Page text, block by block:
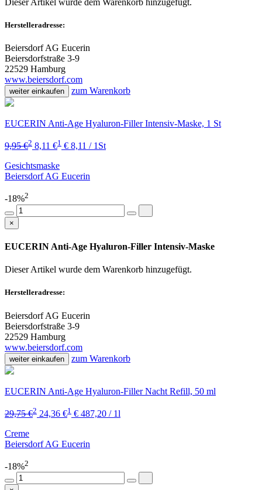
Herstelleradresse:
Beiersdorf AG Eucerin
Beiersdorfstraße 3-9
22529 Hamburg
www.beiersdorf.com
weiter einkaufen zum Warenkorb
EUCERIN Anti-Age Hyaluron-Filler Intensiv-Maske, 1 St
9,95 €2 8,11 €1 € 8,11 / 1St
Gesichtsmaske
Beiersdorf AG Eucerin
-18%2
×
EUCERIN Anti-Age Hyaluron-Filler Intensiv-Maske
Dieser Artikel wurde dem Warenkorb hinzugefügt.
Herstelleradresse:
Beiersdorf AG Eucerin
Beiersdorfstraße 3-9
22529 Hamburg
www.beiersdorf.com
weiter einkaufen zum Warenkorb
EUCERIN Anti-Age Hyaluron-Filler Nacht Refill, 50 ml
29,75 €2 24,36 €1 € 487,20 / 1l
Creme
Beiersdorf AG Eucerin
-18%2